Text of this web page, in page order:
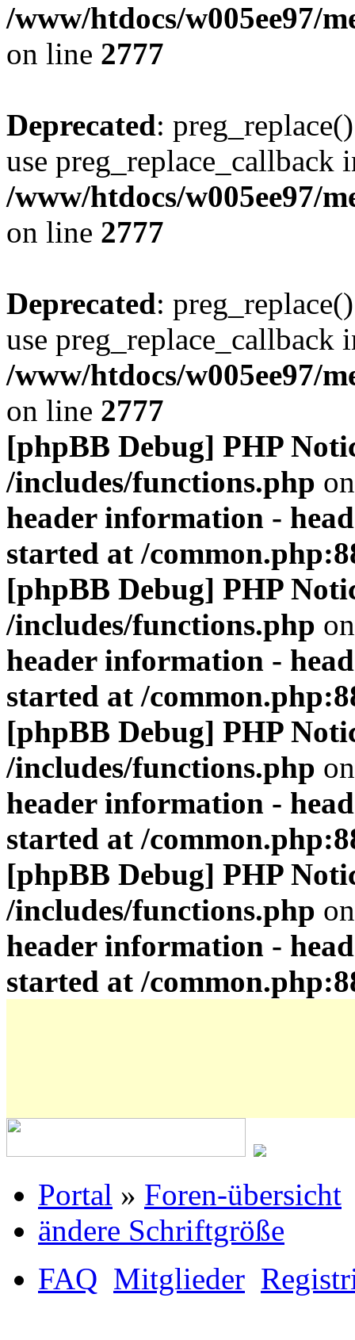
/www/htdocs/w005ee97/
on line 2777
Deprecated:
use preg_replace_callback
/www/htdocs/w005ee97/
on line 2777
Deprecated:
use preg_replace_callback
/www/htdocs/w005ee97/
on line 2777
[phpBB Debug] PHP
/includes/functions.php
header information -
started at /
[phpBB Debug] PHP
/includes/functions.php
header information -
started at /
[phpBB Debug] PHP
/includes/functions.php
header information -
started at /
[phpBB Debug] PHP
/includes/functions.php
header information -
started at /
Portal » Foren-übersicht
ändere Schriftgröße
FAQ Mitglieder